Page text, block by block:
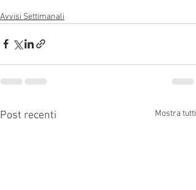
Avvisi Settimanali
Post recenti Mostra tutti